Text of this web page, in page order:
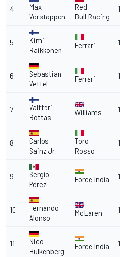
4
Max
Verstappen
Red
Bull Racing
5
Kimi
Raikkonen
Ferrari
6
Sebastian
Vettel
Ferrari
7
Valtteri
Bottas
Williams
8
Carlos
Sainz Jr.
Toro
Rosso
9
Sergio
Perez
Force India
10
Fernando
Alonso
McLaren
11
Nico
Hulkenberg
Force India